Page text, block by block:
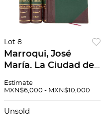
Lot 8
Marroqui, José
María. La Ciudad de
y 1903. Piezas: 3.
Estimate
MXN$6,000 - MXN$10,000
Unsold